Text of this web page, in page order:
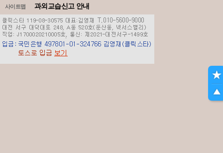
사이트맵
과외교습신고 안내